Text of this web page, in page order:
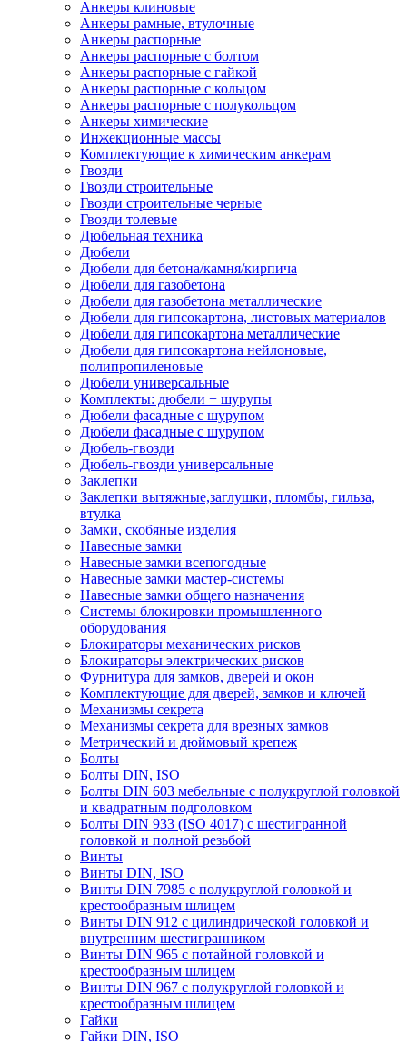
Анкеры клиновые
Анкеры рамные, втулочные
Анкеры распорные
Анкеры распорные с болтом
Анкеры распорные с гайкой
Анкеры распорные с кольцом
Анкеры распорные с полукольцом
Анкеры химические
Инжекционные массы
Комплектующие к химическим анкерам
Гвозди
Гвозди строительные
Гвозди строительные черные
Гвозди толевые
Дюбельная техника
Дюбели
Дюбели для бетона/камня/кирпича
Дюбели для газобетона
Дюбели для газобетона металлические
Дюбели для гипсокартона, листовых материалов
Дюбели для гипсокартона металлические
Дюбели для гипсокартона нейлоновые,
полипропиленовые
Дюбели универсальные
Комплекты: дюбели + шурупы
Дюбели фасадные с шурупом
Дюбели фасадные с шурупом
Дюбель-гвозди
Дюбель-гвозди универсальные
Заклепки
Заклепки вытяжные,заглушки, пломбы, гильза,
втулка
Замки, скобяные изделия
Навесные замки
Навесные замки всепогодные
Навесные замки мастер-системы
Навесные замки общего назначения
Системы блокировки промышленного
оборудования
Блокираторы механических рисков
Блокираторы электрических рисков
Фурнитура для замков, дверей и окон
Комплектующие для дверей, замков и ключей
Механизмы секрета
Механизмы секрета для врезных замков
Метрический и дюймовый крепеж
Болты
Болты DIN, ISO
Болты DIN 603 мебельные с полукруглой головкой
и квадратным подголовком
Болты DIN 933 (ISO 4017) с шестигранной
головкой и полной резьбой
Винты
Винты DIN, ISO
Винты DIN 7985 с полукруглой головкой и
крестообразным шлицем
Винты DIN 912 с цилиндрической головкой и
внутренним шестигранником
Винты DIN 965 с потайной головкой и
крестообразным шлицем
Винты DIN 967 с полукруглой головкой и
крестообразным шлицем
Гайки
Гайки DIN, ISO